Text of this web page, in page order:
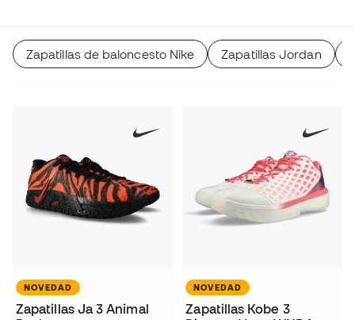
Zapatillas de baloncesto Nike Zapatillas Jordan
NOVEDAD
Zapatillas Ja 3 Animal
NOVEDAD
Zapatillas Kobe 3